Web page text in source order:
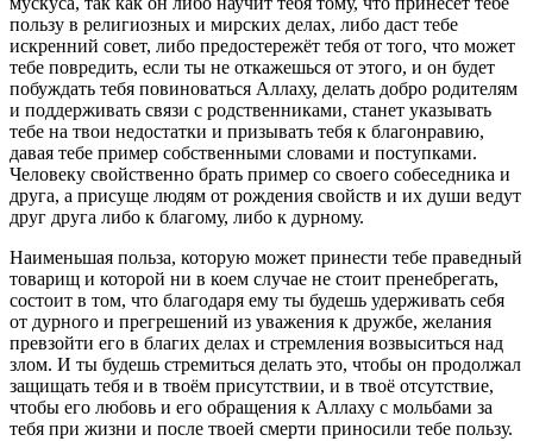
пользу в религиозных и мирских делах, либо даст тебе
искренний совет, либо предостережёт тебя от того, что может
тебе повредить, если ты не откажешься от этого, и он будет
побуждать тебя повино­ваться Аллаху, делать добро родителям
и поддерживать связи с родственниками, станет указывать
тебе на твои недостатки и при­зывать тебя к благонравию,
давая тебе пример собственными сло­вами и поступками.
Человеку свойственно брать пример со своего собеседника и
друга, а присуще людям от рождения свойств и их души ведут
друг друга либо к благому, либо к дурному.
Наименьшая польза, которую может принести тебе праведный
товарищ и которой ни в коем случае не стоит пренебрегать,
состо­ит в том, что благодаря ему ты будешь удерживать себя
от дурно­го и прегрешений из уважения к дружбе, желания
превзойти его в благих делах и стремления возвыситься над
злом. И ты будешь стремиться делать это, чтобы он продолжал
защищать тебя и в твоём присутствии, и в твоё отсутствие,
чтобы его любовь и его об­ращения к Аллаху с мольбами за
тебя при жизни и после твоей смерти приносили тебе пользу.